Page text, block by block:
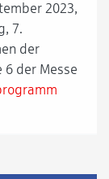
2023,
7.
der
6 der Messe